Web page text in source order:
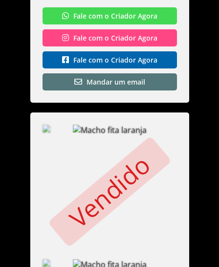
Fale com o Criador Agora
Fale com o Criador Agora
Fale com o Criador Agora
Mandar um email
Vendido